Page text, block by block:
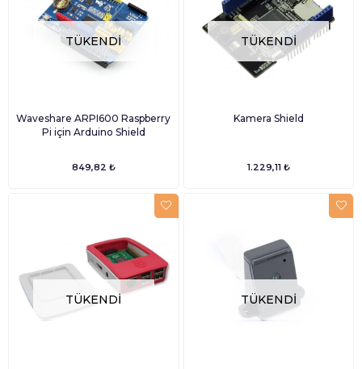
TÜKENDI
Waveshare ARPI600 Raspberry
Pi için Arduino Shield
849,82 ₺
TÜKENDI
Kamera Shield
1.229,11 ₺
TÜKENDI TÜKENDI